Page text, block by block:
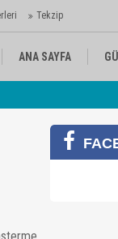
Tekzip
ANA SAYFA